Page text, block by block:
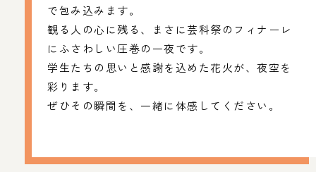
で包み込みます。
観る人の心に残る、まさに芸科祭のフィナーレ
にふさわしい圧巻の一夜です。
学生たちの思いと感謝を込めた花火が、夜空を
彩ります。
ぜひその瞬間を、一緒に体感してください。